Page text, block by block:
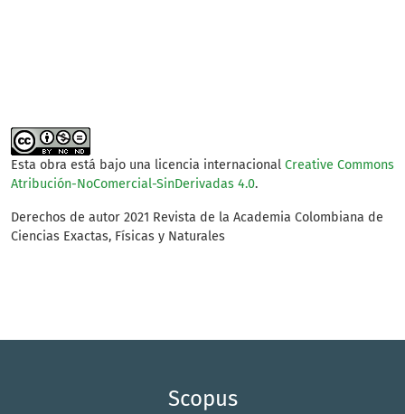
Esta obra está bajo una licencia internacional Creative Commons
Atribución-NoComercial-SinDerivadas 4.0.
Derechos de autor 2021 Revista de la Academia Colombiana de
Ciencias Exactas, Físicas y Naturales
Scopus